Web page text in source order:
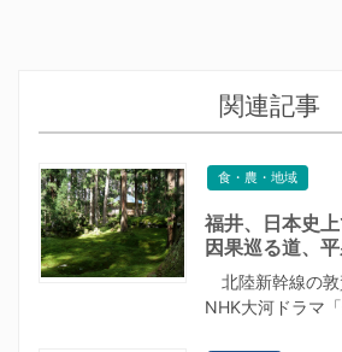
関連記事
食・農・地域
福井、日本史
因果巡る道、
北陸新幹線の敦
NHK大河ドラマ